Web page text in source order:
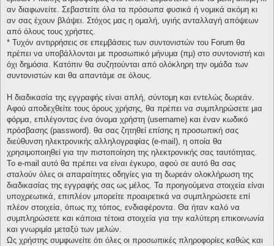
αν διαφωνείτε. Σεβαστείτε όλα τα πρόσωπα φυσικά ή νομικά ακόμη κι
αν σας έχουν βλάψει. Στόχος μας η ομαλή, υγιής ανταλλαγή απόψεων
από όλους τους χρήστες.
* Τυχόν αντιρρήσεις σε επεμβάσεις των συντονιστών του Forum θα
πρέπει να υποβάλλονται με προσωπικό μήνυμα (πμ) στο συντονιστή και
όχι δημόσια. Κατόπιν θα συζητούνται από ολόκληρη την ομάδα των
συντονιστών και θα απαντάμε σε όλους.
Η διαδικασία της εγγραφής είναι απλή, σύντομη και εντελώς δωρεάν.
Αφού αποδεχθείτε τους όρους χρήσης, θα πρέπει να συμπληρώσετε μια
φόρμα, επιλέγοντας ένα όνομα χρήστη (username) και έναν κωδικό
πρόσβασης (password). θα σας ζητηθεί επίσης η προσωπική σας
διεύθυνση ηλεκτρονικής αλληλογραφίας (e-mail), η οποία θα
χρησιμοποιηθεί για την πιστοποίηση της ηλεκτρονικής σας ταυτότητας.
Το e-mail αυτό θα πρέπει να είναι έγκυρο, αφού σε αυτό θα σας
σταλούν όλες οι απαραίτητες οδηγίες για τη δωρεάν ολοκλήρωση της
διαδικασίας της εγγραφής σας ως μέλος. Τα προηγούμενα στοιχεία είναι
υποχρεωτικά, επιπλέον μπορείτε προαιρετικά να συμπληρώσετε επί
πλέον στοιχεία, όπως πχ τόπος, ενδιαφέροντα. Θα ήταν καλό να
συμπληρώσετε και κάποια τέτοια στοιχεία για την καλύτερη επικοινωνία
και γνωριμία μεταξύ των μελών.
Ως χρήστης συμφωνείτε ότι όλες οι προσωπικές πληροφορίες καθώς και